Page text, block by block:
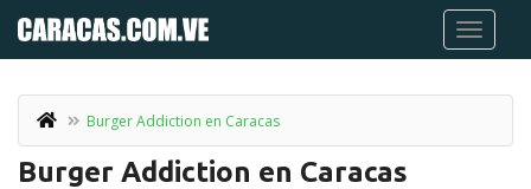
Burger Addiction en Caracas
Burger Addiction en Caracas